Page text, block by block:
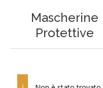
Mascherine
Protettive